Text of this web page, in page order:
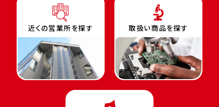
近くの営業所を探す 取扱い商品を探す